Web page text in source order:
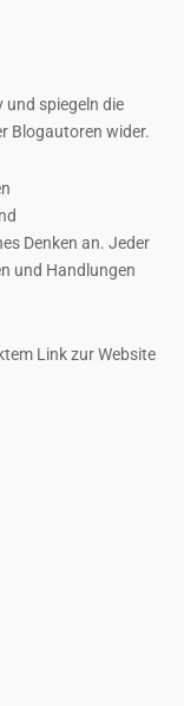
spiegeln die
Blogautoren wider.
Denken an. Jeder
und Handlungen
Link zur Website